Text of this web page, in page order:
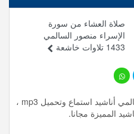
صلاة العشاء من سورة
الإسراء منصور السالمي
1433 تلاوات خاشعة
انشوده ساقبل ياخالقي منصور السالمي أناشيد استماع وتحميل mp3 ،